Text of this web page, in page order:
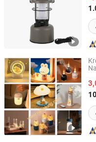
Zhejiang, China
Guangzhou Raiseking
Guangdong, China